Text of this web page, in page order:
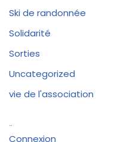
Ski de randonnée
Solidarité
Sorties
Uncategorized
vie de l'association
Connexion